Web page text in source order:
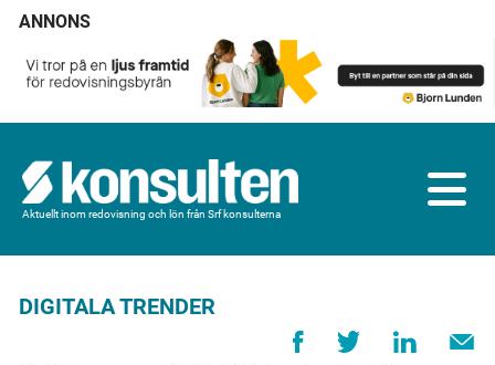
ANNONS
Aktuellt inom redovisning och lön från Srf konsulterna
DIGITALA TRENDER